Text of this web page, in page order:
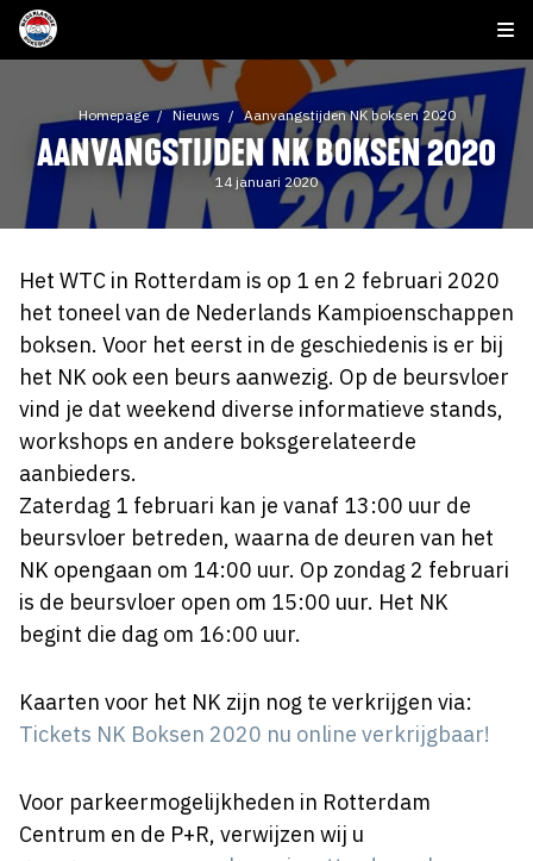
Homepage Nieuws Aanvangstijden NK boksen 2020
AANVANGSTIJDEN NK BOKSEN 2020
14 januari 2020
Het WTC in Rotterdam is op 1 en 2 februari 2020
het toneel van de Nederlands Kampioenschappen
boksen. Voor het eerst in de geschiedenis is er bij
het NK ook een beurs aanwezig. Op de beursvloer
vind je dat weekend diverse informatieve stands,
workshops en andere boksgerelateerde
aanbieders.
Zaterdag 1 februari kan je vanaf 13:00 uur de
beursvloer betreden, waarna de deuren van het
NK opengaan om 14:00 uur. Op zondag 2 februari
is de beursvloer open om 15:00 uur. Het NK
begint die dag om 16:00 uur.
Kaarten voor het NK zijn nog te verkrijgen via:
Tickets NK Boksen 2020 nu online verkrijgbaar!
Voor parkeermogelijkheden in Rotterdam
Centrum en de P+R, verwijzen wij u